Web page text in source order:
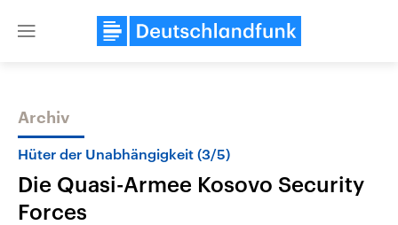
Close
Themen
Archiv
Hüter der Unabhängigkeit (3/5)
Die Quasi-Armee Kosovo Security
Forces